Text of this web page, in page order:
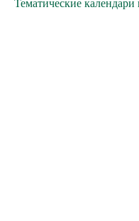
Тематические